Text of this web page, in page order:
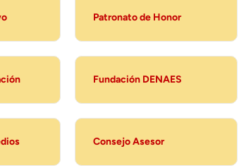
Patronato de Honor
Fundación DENAES
Consejo Asesor